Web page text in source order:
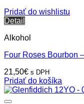
Pridať do wishlistu
Detail
Alkohol
Four Roses Bourbon
21,50€ s DPH
Pridať do košíka